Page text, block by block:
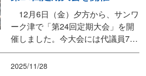
ただきました。 交流分析（TA）の
理論をもとに、「今、ここ」の自分
に気づくことの大...
12月6日（金）夕方から、サンワ
ーク津で「第24回定期大会」を開
催しました。今大会には代議員79
名にご参加いただき、女性参画率
は24.58％（前年より2.55％減）と
2025/11/28